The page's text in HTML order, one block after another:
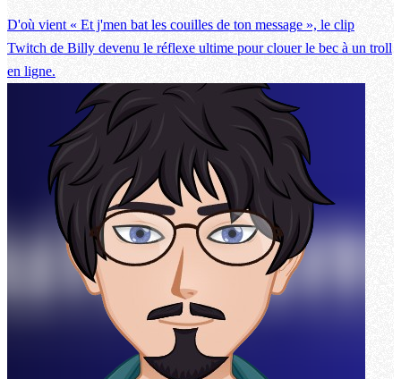
D'où vient « Et j'men bat les couilles de ton message », le clip
Twitch de Billy devenu le réflexe ultime pour clouer le bec à un troll
en ligne.